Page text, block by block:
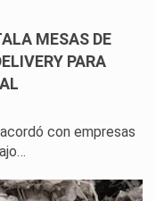
MESAS DE
PARA
con empresas